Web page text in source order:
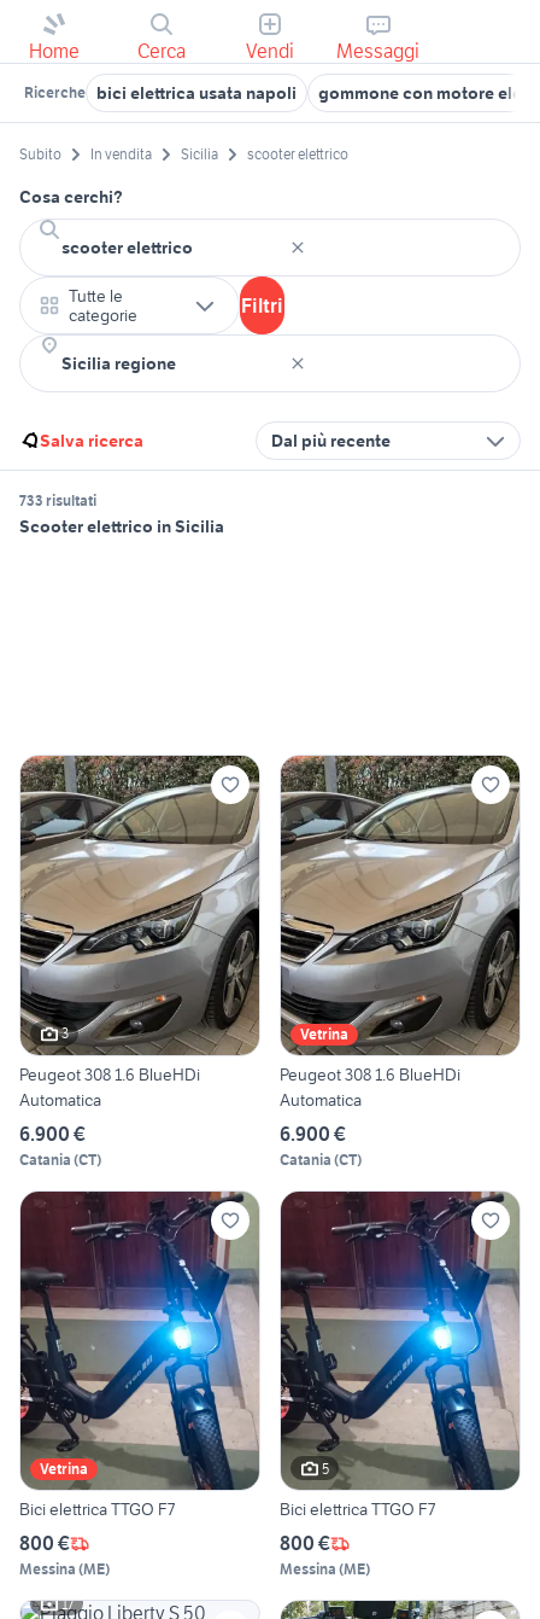
Home Cerca Vendi Messaggi
Ricerche bici elettrica usata napoli gommone con motore
Subito In vendita Sicilia scooter elettrico
Cosa cerchi?
Tutte le
categorie
Filtri
Salva ricerca Dal più recente
733 risultati
Scooter elettrico in Sicilia
3
Peugeot 308 1.6 BlueHDi
Automatica
6.900 €
Catania (CT)
Vetrina
Peugeot 308 1.6 BlueHDi
Automatica
6.900 €
Catania (CT)
Vetrina
Bici elettrica TTGO F7
800 €
Messina (ME)
5
Bici elettrica TTGO F7
800 €
Messina (ME)
17